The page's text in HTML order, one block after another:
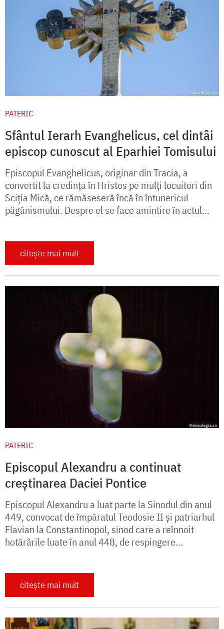
PATERIC
Sfântul Ierarh Evanghelicus, cel dintâi
episcop cunoscut al Eparhiei Tomisului
Episcopul Evanghelicus, originar din Tracia, a
convertit la credinţa în Hristos pe mulţi locuitori din
Sciţia Mică, ce rămăseseră încă în întunericul
păgânismului. Despre el se face amintire în actul...
citește mai mult
PATERIC
Episcopul Alexandru a continuat
creștinarea Daciei Pontice
Episcopul Alexandru a luat parte la Sinodul din anul
449, convocat de împăratul Teodosie II şi patriarhul
Flavian la Constantinopol, sinod care a reînnoit
hotărârile luate în anul 448, de respingere...
citește mai mult